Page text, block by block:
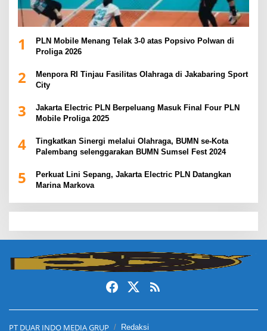
1
PLN Mobile Menang Telak 3-0 atas Popsivo Polwan di
Proliga 2026
2
Menpora RI Tinjau Fasilitas Olahraga di Jakabaring Sport
City
3
Jakarta Electric PLN Berpeluang Masuk Final Four PLN
Mobile Proliga 2025
4
Tingkatkan Sinergi melalui Olahraga, BUMN se-Kota
Palembang selenggarakan BUMN Sumsel Fest 2024
5
Perkuat Lini Sepang, Jakarta Electric PLN Datangkan
Marina Markova
slot gacor
slot gacor hari ini
dewa138
PT DUAR INDO MEDIA GRUP Redaksi